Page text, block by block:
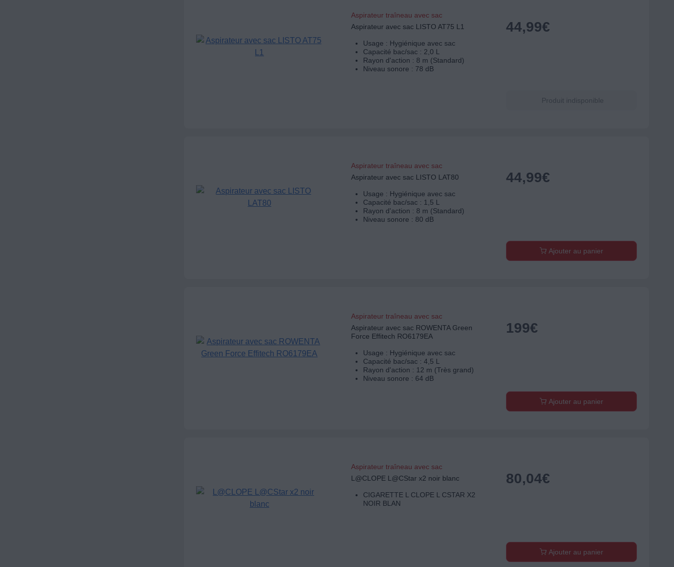
Aspirateur traîneau avec sac
Aspirateur avec sac LISTO AT75 L1
Usage : Hygiénique avec sac
Capacité bac/sac : 2,0 L
Rayon d'action : 8 m (Standard)
Niveau sonore : 78 dB
44,99€
Produit indisponible
Aspirateur traîneau avec sac
Aspirateur avec sac LISTO LAT80
Usage : Hygiénique avec sac
Capacité bac/sac : 1,5 L
Rayon d'action : 8 m (Standard)
Niveau sonore : 80 dB
44,99€
Ajouter au panier
Aspirateur traîneau avec sac
Aspirateur avec sac ROWENTA Green
Force Effitech RO6179EA
Usage : Hygiénique avec sac
Capacité bac/sac : 4,5 L
Rayon d'action : 12 m (Très grand)
Niveau sonore : 64 dB
199€
Ajouter au panier
Aspirateur traîneau avec sac
L@CLOPE L@CStar x2 noir blanc
CIGARETTE L CLOPE L CSTAR X2
NOIR BLAN
80,04€
Ajouter au panier